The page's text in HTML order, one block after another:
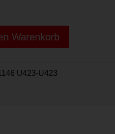
Warenkorb
U423-U423